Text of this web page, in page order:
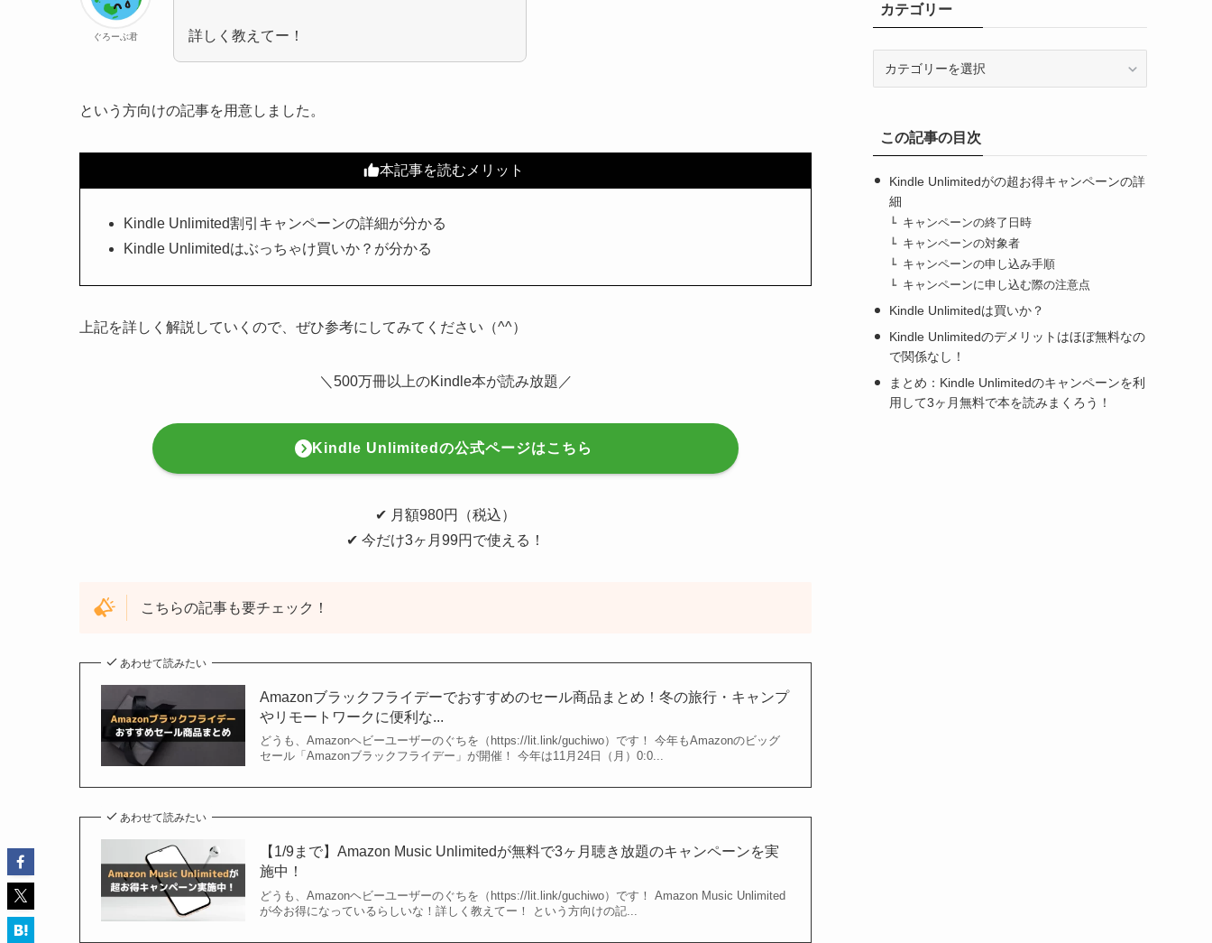
ぐろーぶ君 詳しく教えてー！
という方向けの記事を用意しました。
本記事を読むメリット
Kindle Unlimited割引キャンペーンの詳細が分かる
Kindle Unlimitedはぶっちゃけ買いか？が分かる
上記を詳しく解説していくので、ぜひ参考にしてみてください（^^）
＼500万冊以上のKindle本が読み放題／
Kindle Unlimitedの公式ページはこちら
✔︎ 月額980円（税込）
✔︎ 今だけ3ヶ月99円で使える！
こちらの記事も要チェック！
あわせて読みたい
Amazonブラックフライデーでおすすめのセール商品まとめ！冬の旅行・キャンプ
やリモートワークに便利な...
どうも、Amazonヘビーユーザーのぐちを（https://lit.link/guchiwo）です！ 今年もAmazonのビッグ
セール「Amazonブラックフライデー」が開催！ 今年は11月24日（月）0:0...
あわせて読みたい
【1/9まで】Amazon Music Unlimitedが無料で3ヶ月聴き放題のキャンペーンを実
施中！
どうも、Amazonヘビーユーザーのぐちを（https://lit.link/guchiwo）です！ Amazon Music Unlimited
が今お得になっているらしいな！詳しく教えてー！ という方向けの記...
カテゴリー
ーこの記事の目次
Kindle Unlimitedがの超お得キャンペーンの詳
細
キャンペーンの終了日時
キャンペーンの対象者
キャンペーンの申し込み手順
キャンペーンに申し込む際の注意点
Kindle Unlimitedは買いか？
Kindle Unlimitedのデメリットはほぼ無料なの
で関係なし！
まとめ：Kindle Unlimitedのキャンペーンを利
用して3ヶ月無料で本を読みまくろう！